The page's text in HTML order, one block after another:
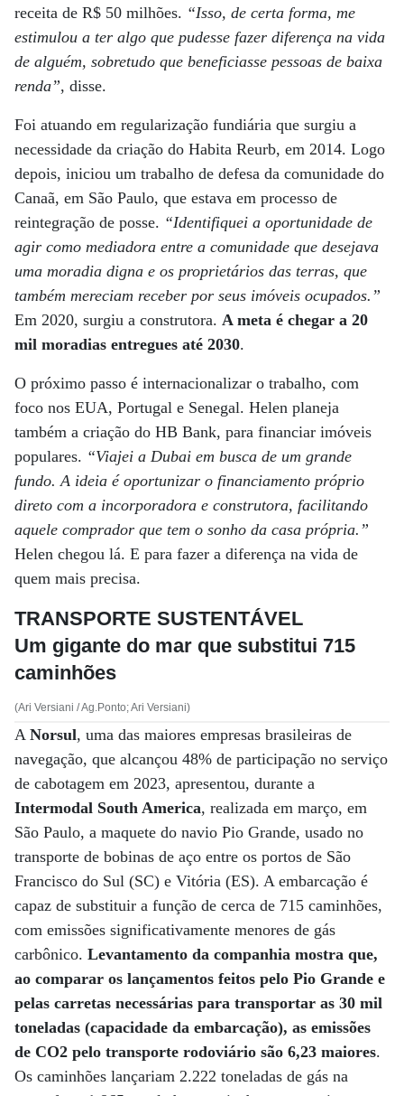
receita de R$ 50 milhões. “Isso, de certa forma, me
estimulou a ter algo que pudesse fazer diferença na vida
de alguém, sobretudo que beneficiasse pessoas de baixa
renda”, disse.
Foi atuando em regularização fundiária que surgiu a
necessidade da criação do Habita Reurb, em 2014. Logo
depois, iniciou um trabalho de defesa da comunidade do
Canaã, em São Paulo, que estava em processo de
reintegração de posse. “Identifiquei a oportunidade de
agir como mediadora entre a comunidade que desejava
uma moradia digna e os proprietários das terras, que
também mereciam receber por seus imóveis ocupados.”
Em 2020, surgiu a construtora. A meta é chegar a 20
mil moradias entregues até 2030.
O próximo passo é internacionalizar o trabalho, com
foco nos EUA, Portugal e Senegal. Helen planeja
também a criação do HB Bank, para financiar imóveis
populares. “Viajei a Dubai em busca de um grande
fundo. A ideia é oportunizar o financiamento próprio
direto com a incorporadora e construtora, facilitando
aquele comprador que tem o sonho da casa própria.”
Helen chegou lá. E para fazer a diferença na vida de
quem mais precisa.
TRANSPORTE SUSTENTÁVEL
Um gigante do mar que substitui 715
caminhões
(Ari Versiani / Ag.Ponto; Ari Versiani)
A Norsul, uma das maiores empresas brasileiras de
navegação, que alcançou 48% de participação no serviço
de cabotagem em 2023, apresentou, durante a
Intermodal South America, realizada em março, em
São Paulo, a maquete do navio Pio Grande, usado no
transporte de bobinas de aço entre os portos de São
Francisco do Sul (SC) e Vitória (ES). A embarcação é
capaz de substituir a função de cerca de 715 caminhões,
com emissões significativamente menores de gás
carbônico. Levantamento da companhia mostra que,
ao comparar os lançamentos feitos pelo Pio Grande e
pelas carretas necessárias para transportar as 30 mil
toneladas (capacidade da embarcação), as emissões
de CO2 pelo transporte rodoviário são 6,23 maiores.
Os caminhões lançariam 2.222 toneladas de gás na